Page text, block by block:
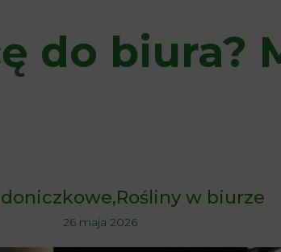
do biura?
Rośliny w biurze
26 maja 2026